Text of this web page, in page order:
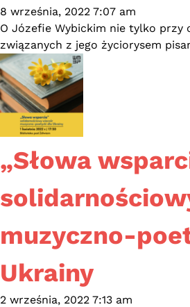
8 września, 2022 7:07 am
O Józefie Wybickim nie tylko przy
związanych z jego życiorysem
„Słowa
muzyczno-
Ukrainy
2 września, 2022 7:13 am